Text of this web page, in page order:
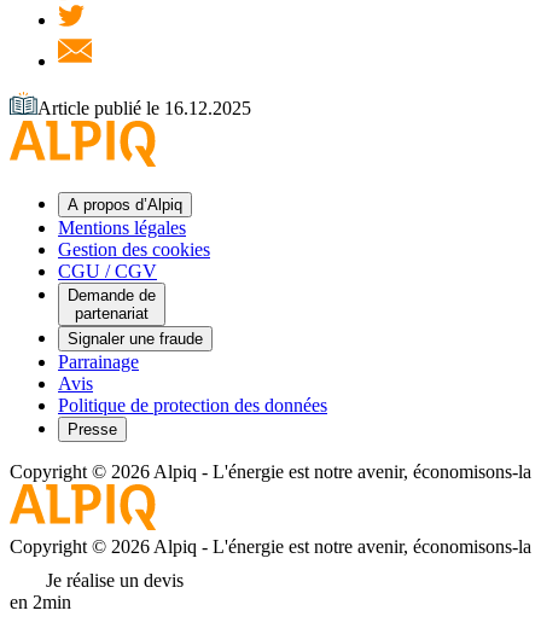
Article publié le 16.12.2025
A propos d’Alpiq
Mentions légales
Gestion des cookies
CGU / CGV
Demande de
partenariat
Signaler une fraude
Parrainage
Avis
Politique de protection des données
Presse
Copyright © 2026 Alpiq - L'énergie est notre avenir, économisons-la
Copyright © 2026 Alpiq - L'énergie est notre avenir, économisons-la
Je réalise un devis
en 2min